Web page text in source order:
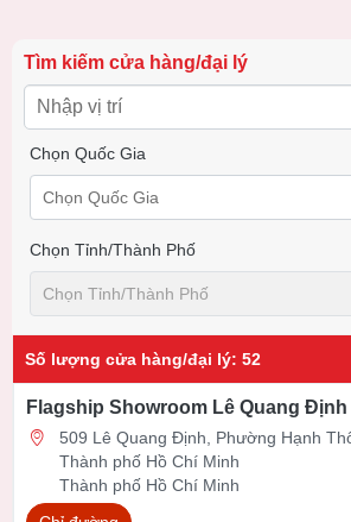
Tìm kiếm cửa hàng/đại lý
Chọn Quốc Gia
Chọn Quốc Gia
Chọn Tỉnh/thành Phố
Chọn Tỉnh/thành Phố
Số lượng cửa hàng/đại lý: 52
Flagship Showroom Lê Quang Định
509 Lê Quang Định, Phường Hạnh
Thành phố Hồ Chí Minh
Thành phố Hồ Chí Minh